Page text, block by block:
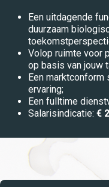
Een uitdagende
duurzaam
Volop ruimte voor
op basis van jouw
Een
ervaring;
Een fulltime
Salarisindicatie:€
Spuiterij/stralerij
Stages
Systeembeheer
Techniek
Timmerbedrijf